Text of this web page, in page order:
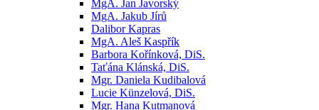
MgA. Jan Javorský
MgA. Jakub Jírů
Dalibor Kapras
MgA. Aleš Kaspřík
Barbora Kořínková, DiS.
Taťána Klánská, DiS.
Mgr. Daniela Kudibalová
Lucie Künzelová, DiS.
Mgr. Hana Kutmanová